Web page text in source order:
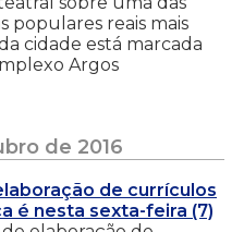
populares reais mais
cidade está marcada
Argos
de 2016
de currículos
é nesta sexta-feira (7)